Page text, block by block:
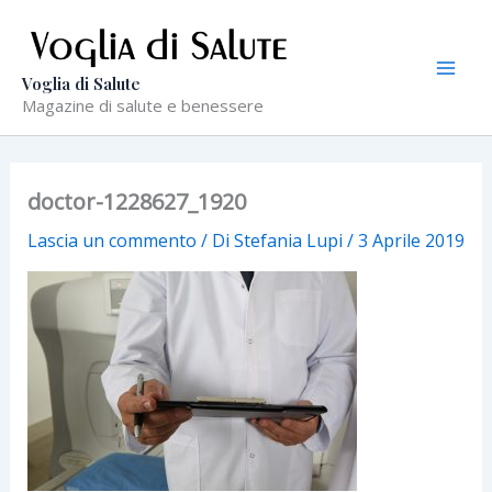
contenuto
Voglia di Salute
Magazine di salute e benessere
doctor-1228627_1920
Lascia un commento / Di Stefania Lupi /3 Aprile 2019